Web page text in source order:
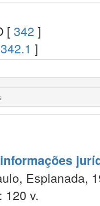
[ 342 ]
342.1 ]
Esplanada,
v.